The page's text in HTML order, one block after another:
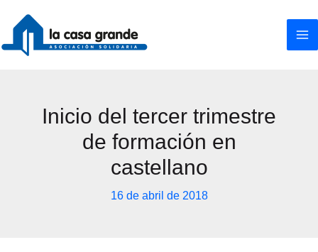
contenido
Inicio del tercer trimestre
de formación en
castellano
16 de abril de 2018